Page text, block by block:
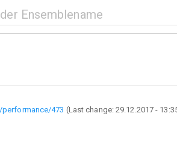
473 (Last change:29.12.2017 -